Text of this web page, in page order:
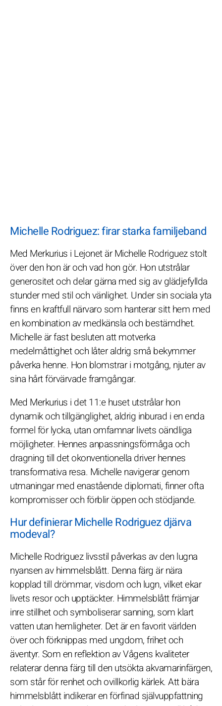
Michelle Rodriguez: firar starka familjeband
Med Merkurius i Lejonet är Michelle Rodriguez stolt
över den hon är och vad hon gör. Hon utstrålar
generositet och delar gärna med sig av glädjefyllda
stunder med stil och vänlighet. Under sin sociala yta
finns en kraftfull närvaro som hanterar sitt hem med
en kombination av medkänsla och bestämdhet.
Michelle är fast besluten att motverka
medelmåttighet och låter aldrig små bekymmer
påverka henne. Hon blomstrar i motgång, njuter av
sina hårt förvärvade framgångar.
Med Merkurius i det 11:e huset utstrålar hon
dynamik och tillgänglighet, aldrig inburad i en enda
formel för lycka, utan omfamnar livets oändliga
möjligheter. Hennes anpassningsförmåga och
dragning till det okonventionella driver hennes
transformativa resa. Michelle navigerar genom
utmaningar med enastående diplomati, finner ofta
kompromisser och förblir öppen och stödjande.
Hur definierar Michelle Rodriguez djärva
modeval?
Michelle Rodriguez livsstil påverkas av den lugna
nyansen av himmelsblått. Denna färg är nära
kopplad till drömmar, visdom och lugn, vilket ekar
livets resor och upptäckter. Himmelsblått främjar
inre stillhet och symboliserar sanning, som klart
vatten utan hemligheter. Det är en favorit världen
över och förknippas med ungdom, frihet och
äventyr. Som en reflektion av Vågens kvaliteter
relaterar denna färg till den utsökta akvamarinfärgen,
som står för renhet och ovillkorlig kärlek. Att bära
himmelsblått indikerar en förfinad självuppfattning